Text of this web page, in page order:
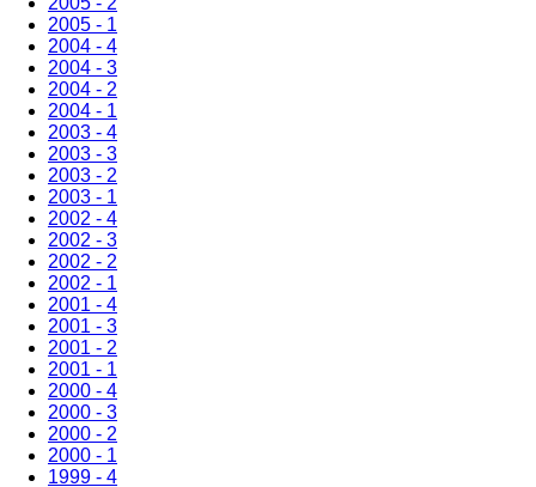
2005 - 1
2004 - 4
2004 - 3
2004 - 2
2004 - 1
2003 - 4
2003 - 3
2003 - 2
2003 - 1
2002 - 4
2002 - 3
2002 - 2
2002 - 1
2001 - 4
2001 - 3
2001 - 2
2001 - 1
2000 - 4
2000 - 3
2000 - 2
2000 - 1
1999 - 4